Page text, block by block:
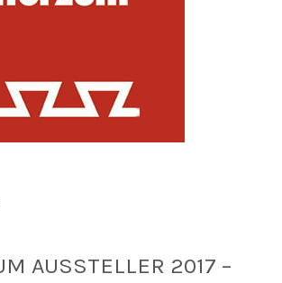
AUSSTELLER 2017 –